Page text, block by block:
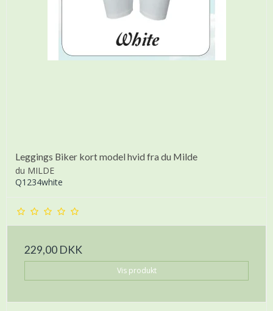
Leggings Biker kort model hvid fra du Milde
du MILDE
Q1234white
229,00 DKK
Vis produkt